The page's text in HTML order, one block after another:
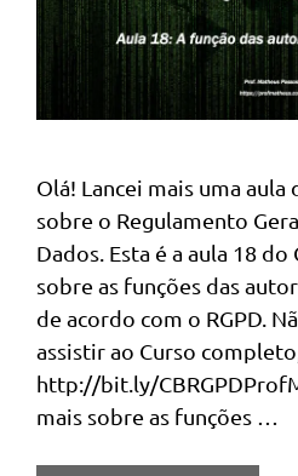
Olá! Lancei mais uma aula
sobre o Regulamento
Dados. Esta é a aula 18
sobre as funções das
de acordo com o RGPD.
assistir ao Curso
http://bit.ly/
mais sobre as funções …